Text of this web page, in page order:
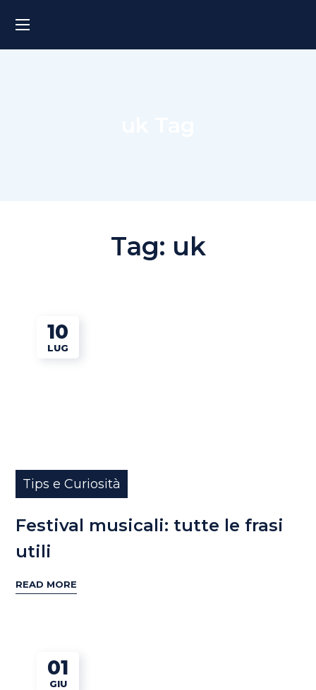
Tag: uk
10
LUG
Tips e Curiosità
Festival musicali: tutte le frasi
utili
READ MORE
01
GIU